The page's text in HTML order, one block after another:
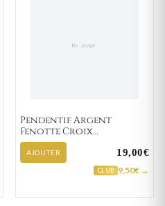
Pendentif Argent
Fenotte Croix
Chrétienne
AJOUTER 19,00€
CLUB 9,50€ →